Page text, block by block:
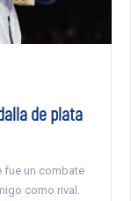
de plata
fue un combate
como rival.